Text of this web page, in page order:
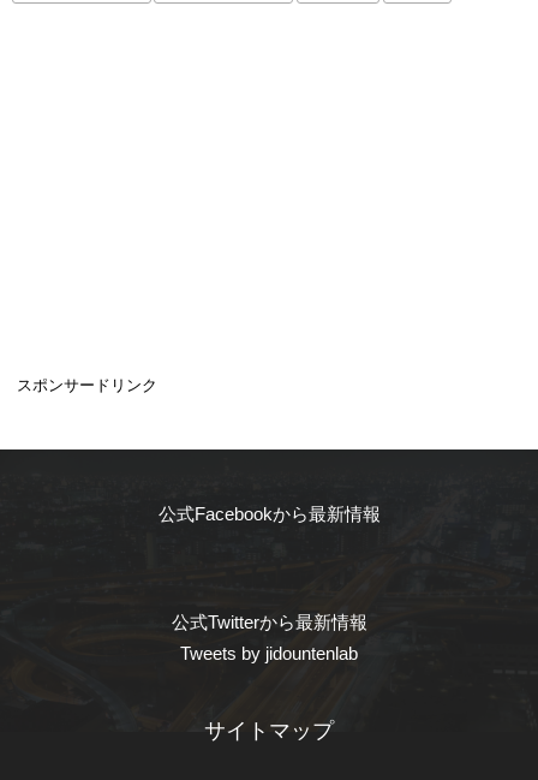
スポンサードリンク
公式Facebookから最新情報
公式Twitterから最新情報
Tweets by jidountenlab
サイトマップ